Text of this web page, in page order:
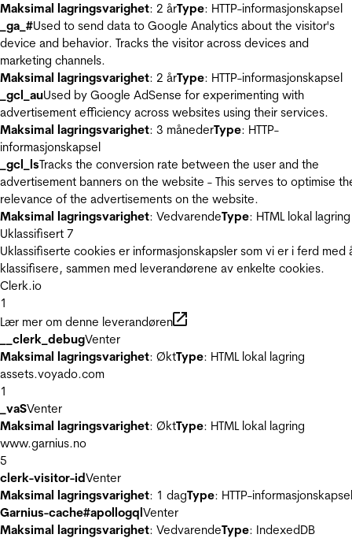
Maksimal lagringsvarighet: 2 årType: HTTP-informasjonskapsel
_ga_#Used to send data to Google Analytics about the visitor's
device and behavior. Tracks the visitor across devices and
marketing channels.
Maksimal lagringsvarighet: 2 årType: HTTP-informasjonskapsel
_gcl_auUsed by Google AdSense for experimenting with
advertisement efficiency across websites using their services.
Maksimal lagringsvarighet: 3 månederType: HTTP-
informasjonskapsel
_gcl_lsTracks the conversion rate between the user and the
advertisement banners on the website - This serves to optimise
relevance of the advertisements on the website.
Maksimal lagringsvarighet: VedvarendeType: HTML lokal lagring
Uklassifisert 7
Uklassifiserte cookies er informasjonskapsler som vi er i ferd med
klassifisere, sammen med leverandørene av enkelte cookies.
Clerk.io
1
Lær mer om denne leverandøren
__clerk_debugVenter
Maksimal lagringsvarighet: ØktType: HTML lokal lagring
assets.voyado.com
1
_vaSVenter
Maksimal lagringsvarighet: ØktType: HTML lokal lagring
www.garnius.no
5
clerk-visitor-idVenter
Maksimal lagringsvarighet: 1 dagType: HTTP-informasjonskapsel
Garnius-cache#apollogqlVenter
Maksimal lagringsvarighet: VedvarendeType: IndexedDB